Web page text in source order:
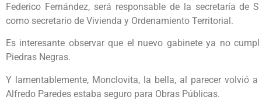
Federico Fernández, será responsable de la secretaría
como secretario de Vivienda y Ordenamiento Territorial.
Es interesante observar que el nuevo gabinete ya no
Piedras Negras.
Y lamentablemente, Monclovita, la bella, al parecer volvió
Alfredo Paredes estaba seguro para Obras Públicas.